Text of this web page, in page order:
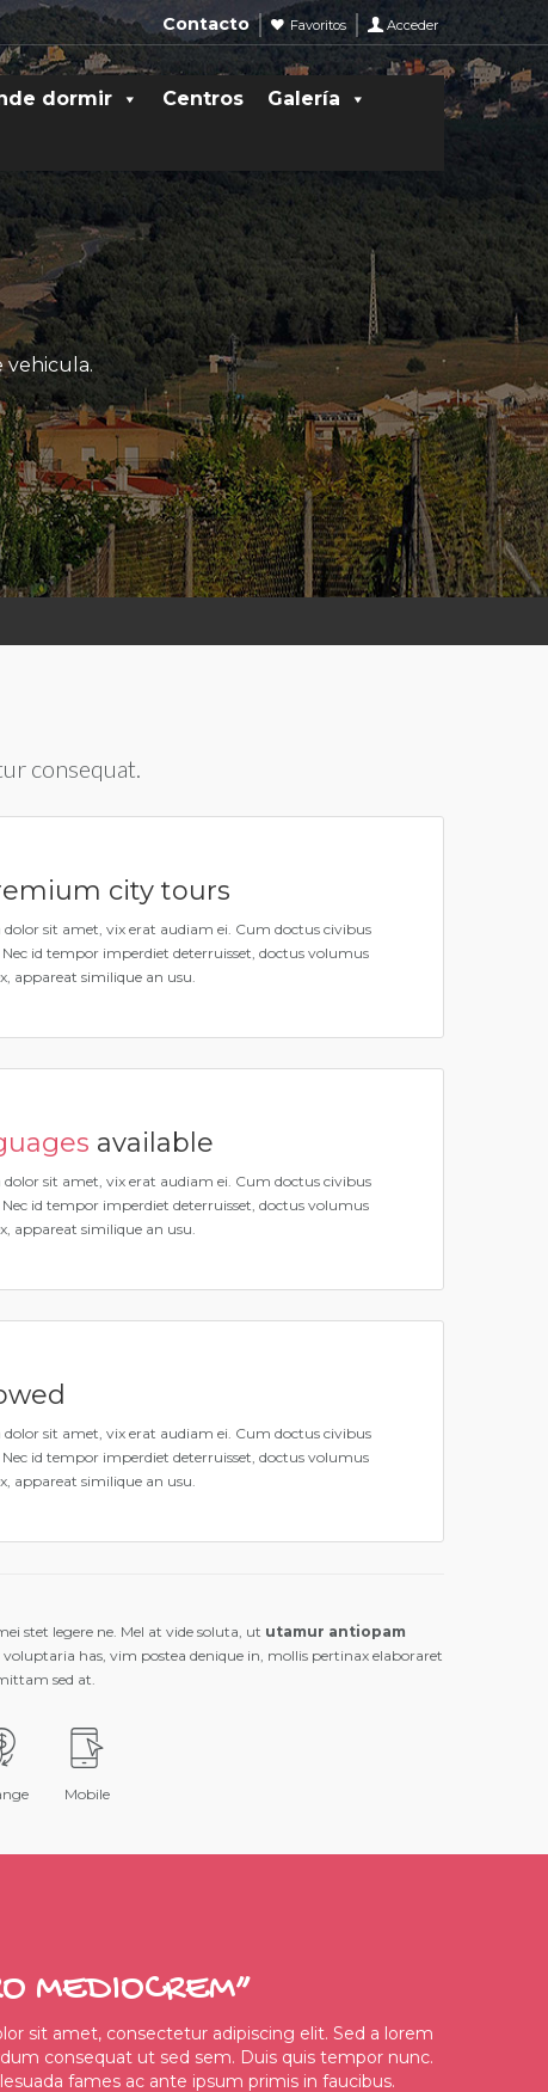
Contacto Favoritos Acceder
dormir Centros Galería
vehicula.
consequat.
city tours
sit amet, vix erat audiam ei. Cum doctus civibus
id tempor imperdiet deterruisset, doctus volumus
appareat similique an usu.
available
sit amet, vix erat audiam ei. Cum doctus civibus
id tempor imperdiet deterruisset, doctus volumus
appareat similique an usu.
sit amet, vix erat audiam ei. Cum doctus civibus
id tempor imperdiet deterruisset, doctus volumus
appareat similique an usu.
stet legere ne. Mel at vide soluta, ut utamur antiopam
has, vim postea denique in, mollis pertinax elaboraret
sed at.
Mobile
MEDIOCREM”
sit amet, consectetur adipiscing elit. Sed a lorem
consequat ut sed sem. Duis quis tempor nunc.
fames ac ante ipsum primis in faucibus.